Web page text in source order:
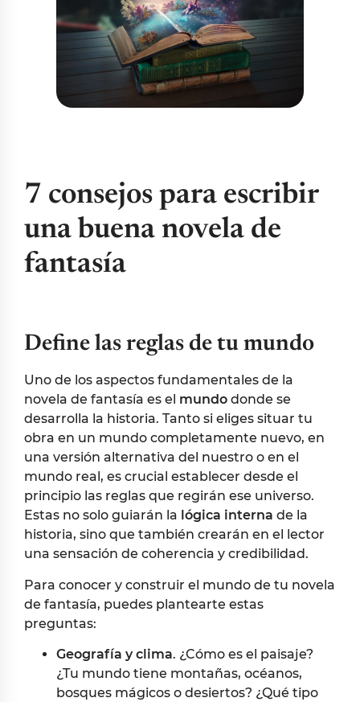
7 consejos para escribir
una buena novela de
fantasía
Define las reglas de tu mundo
Uno de los aspectos fundamentales de la
novela de fantasía es el mundo donde se
desarrolla la historia. Tanto si eliges situar tu
obra en un mundo completamente nuevo, en
una versión alternativa del nuestro o en el
mundo real, es crucial establecer desde el
principio las reglas que regirán ese universo.
Estas no solo guiarán la lógica interna de la
historia, sino que también crearán en el lector
una sensación de coherencia y credibilidad.
Para conocer y construir el mundo de tu novela
de fantasía, puedes plantearte estas
preguntas:
Geografía y clima. ¿Cómo es el paisaje?
¿Tu mundo tiene montañas, océanos,
bosques mágicos o desiertos? ¿Qué tipo